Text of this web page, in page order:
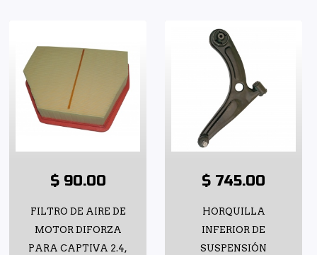
$ 90.00
FILTRO DE AIRE DE
MOTOR DIFORZA
PARA CAPTIVA 2.4,
$ 745.00
HORQUILLA
INFERIOR DE
SUSPENSIÓN